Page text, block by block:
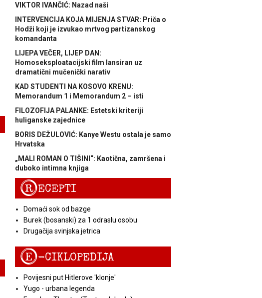
VIKTOR IVANČIĆ: Nazad naši
INTERVENCIJA KOJA MIJENJA STVAR: Priča o
Hodži koji je izvukao mrtvog partizanskog
komandanta
LIJEPA VEČER, LIJEP DAN:
Homoseksploatacijski film lansiran uz
dramatični mučenički narativ
KAD STUDENTI NA KOSOVO KRENU:
Memorandum 1 i Memorandum 2 – isti
FILOZOFIJA PALANKE: Estetski kriteriji
huliganske zajednice
BORIS DEŽULOVIĆ: Kanye Westu ostala je samo
Hrvatska
„MALI ROMAN O TIŠINI“: Kaotična, zamršena i
duboko intimna knjiga
RECEPTI
Domaći sok od bazge
Burek (bosanski) za 1 odraslu osobu
Drugačija svinjska jetrica
E-CIKLOPEDIJA
Povijesni put Hitlerove 'klonje'
Yugo - urbana legenda